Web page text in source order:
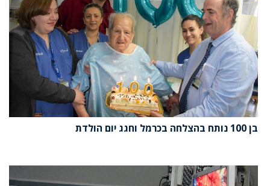
בן 100 נותח בהצלחה בכרמל וחגג יום הולדת